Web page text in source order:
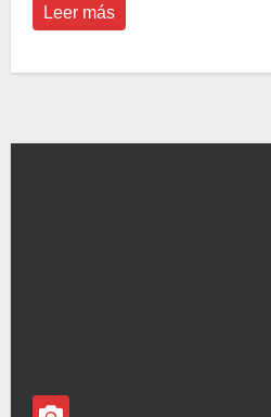
Leer más